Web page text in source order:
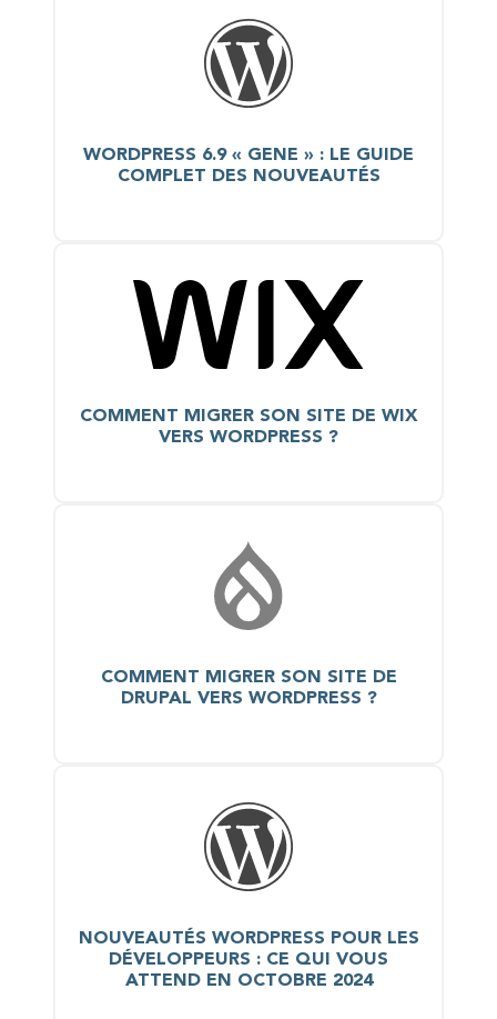
WORDPRESS 6.9 « GENE » : LE GUIDE
COMPLET DES NOUVEAUTÉS
COMMENT MIGRER SON SITE DE WIX
VERS WORDPRESS ?
COMMENT MIGRER SON SITE DE
DRUPAL VERS WORDPRESS ?
NOUVEAUTÉS WORDPRESS POUR LES
DÉVELOPPEURS : CE QUI VOUS
ATTEND EN OCTOBRE 2024